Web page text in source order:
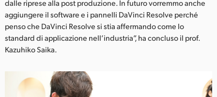
dalle riprese alla post produzione. In futuro vorremmo anche
aggiungere il software e i pannelli DaVinci Resolve perché
penso che DaVinci Resolve si stia affermando come lo
standard di applicazione nell’industria”, ha concluso il prof.
Kazuhiko Saika.